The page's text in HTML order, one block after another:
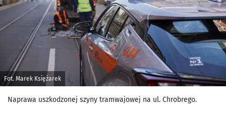
Fot. Marek Księżarek
Naprawa uszkodzonej szyny tramwajowej na ul. Chrobrego.